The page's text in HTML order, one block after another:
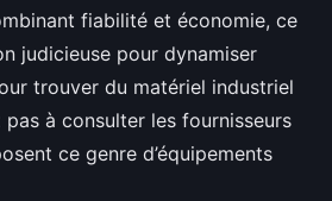
fiabilité et économie, ce
judicieuse pour dynamiser
trouver du matériel industriel
pas à consulter les fournisseurs
ce genre d’équipements